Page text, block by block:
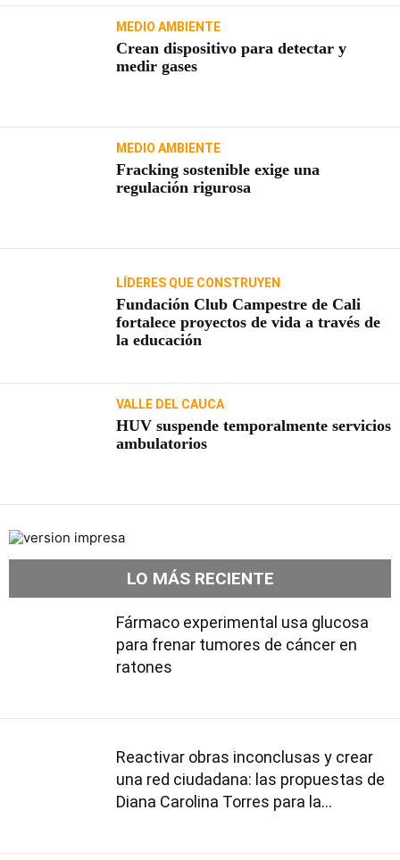
MEDIO AMBIENTE
Crean dispositivo para detectar y
medir gases
MEDIO AMBIENTE
Fracking sostenible exige una
regulación rigurosa
LÍDERES QUE CONSTRUYEN
Fundación Club Campestre de Cali
fortalece proyectos de vida a través de
la educación
VALLE DEL CAUCA
HUV suspende temporalmente servicios
ambulatorios
LO MÁS RECIENTE
Fármaco experimental usa glucosa
para frenar tumores de cáncer en
ratones
Reactivar obras inconclusas y crear
una red ciudadana: las propuestas de
Diana Carolina Torres para la